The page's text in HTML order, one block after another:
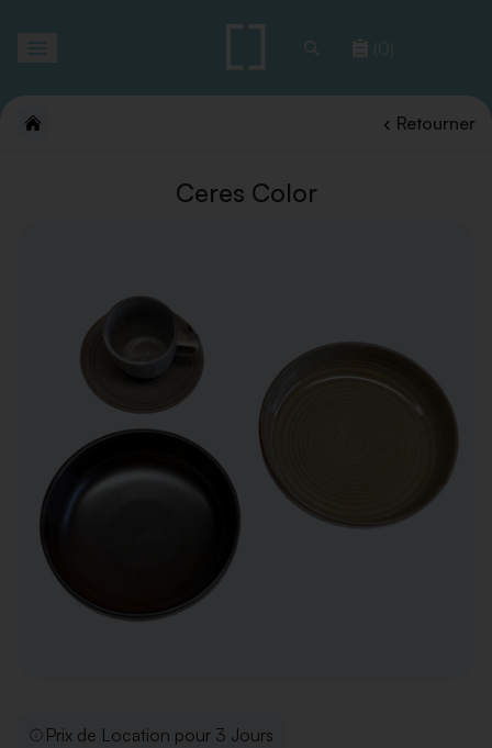
(0)
Retourner
Ceres Color
Prix de Location pour 3 Jours